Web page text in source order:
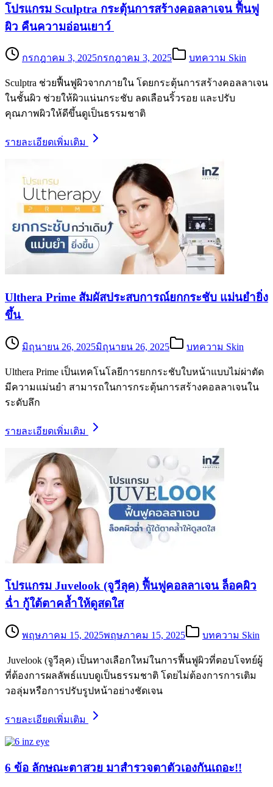
โปรแกรม Sculptra กระตุ้นการสร้างคอลลาเจน ฟื้นฟู
ผิว คืนความอ่อนเยาว์
กรกฎาคม 3, 2025กรกฎาคม 3, 2025 บทความ Skin
Sculptra ช่วยฟื้นฟูผิวจากภายใน โดยกระตุ้นการสร้างคอลลาเจน
ในชั้นผิว ช่วยให้ผิวแน่นกระชับ ลดเลือนริ้วรอย และปรับ
คุณภาพผิวให้ดีขึ้นดูเป็นธรรมชาติ
รายละเอียดเพิ่มเติม
Ulthera Prime สัมผัสประสบการณ์ยกกระชับ แม่นยำยิ่ง
ขึ้น
มิถุนายน 26, 2025มิถุนายน 26, 2025 บทความ Skin
Ulthera Prime เป็นเทคโนโลยีการยกกระชับใบหน้าแบบไม่ผ่าตัด
มีความแม่นยำ สามารถในการกระตุ้นการสร้างคอลลาเจนใน
ระดับลึก
รายละเอียดเพิ่มเติม
โปรแกรม Juvelook (จูวีลุค) ฟื้นฟูคอลลาเจน ล็อคผิว
ฉ่ำ กู้ใต้ตาคล้ำให้ดูสดใส
พฤษภาคม 15, 2025พฤษภาคม 15, 2025 บทความ Skin
Juvelook (จูวีลุค) เป็นทางเลือกใหม่ในการฟื้นฟูผิวที่ตอบโจทย์ผู้
ที่ต้องการผลลัพธ์แบบดูเป็นธรรมชาติ โดยไม่ต้องการการเติม
วอลุ่มหรือการปรับรูปหน้าอย่างชัดเจน
รายละเอียดเพิ่มเติม
6 ข้อ ลักษณะตาสวย มาสำรวจตาตัวเองกันเถอะ!!